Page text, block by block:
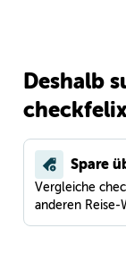
Deshalb
Spare
Vergleiche
anderen Reise-